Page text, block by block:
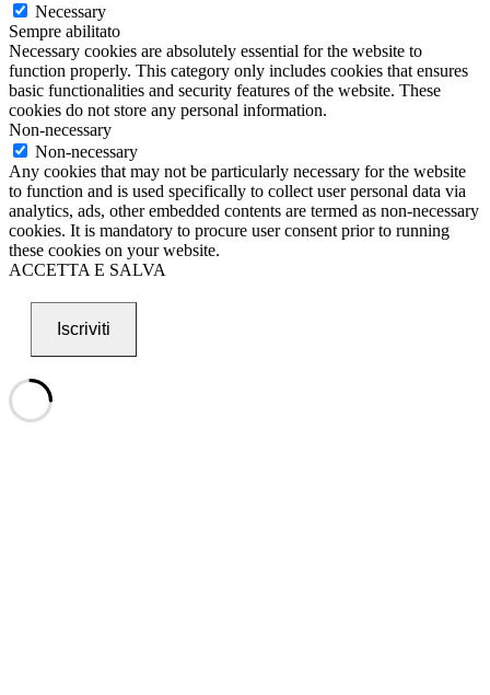
Necessary
Sempre abilitato
Necessary cookies are absolutely essential for the website to
function properly. This category only includes cookies that ensures
basic functionalities and security features of the website. These
cookies do not store any personal information.
Non-necessary
Non-necessary
Any cookies that may not be particularly necessary for the website
to function and is used specifically to collect user personal data via
analytics, ads, other embedded contents are termed as non-necessary
cookies. It is mandatory to procure user consent prior to running
these cookies on your website.
ACCETTA E SALVA
Iscriviti